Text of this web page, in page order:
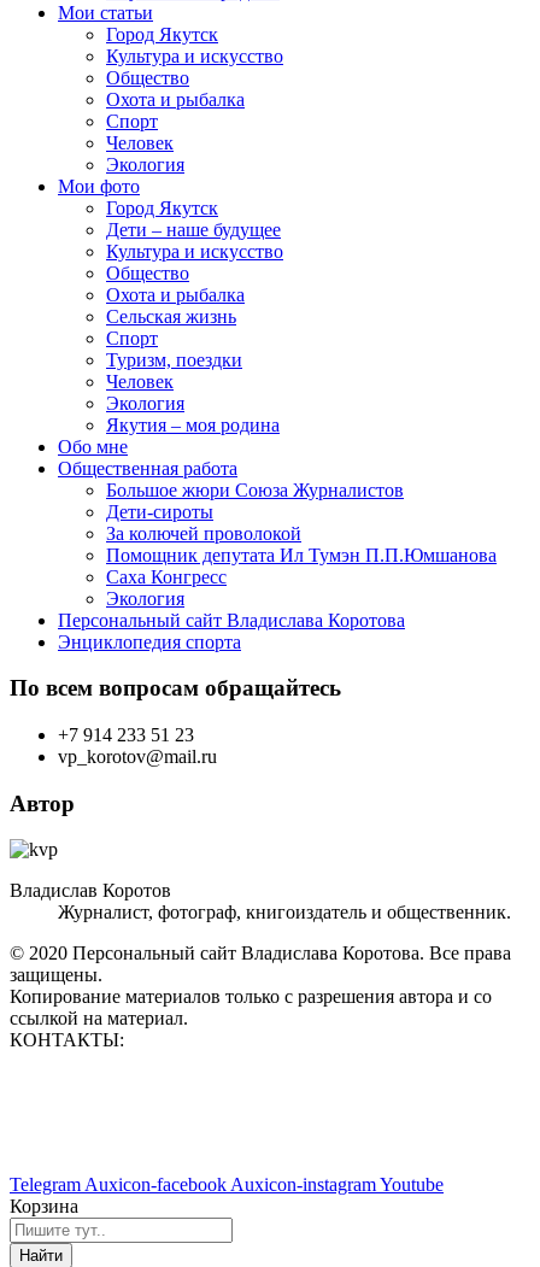
Мои статьи
Город Якутск
Культура и искусство
Общество
Охота и рыбалка
Спорт
Человек
Экология
Мои фото
Город Якутск
Дети – наше будущее
Культура и искусство
Общество
Охота и рыбалка
Сельская жизнь
Спорт
Туризм, поездки
Человек
Экология
Якутия – моя родина
Обо мне
Общественная работа
Большое жюри Союза Журналистов
Дети-сироты
За колючей проволокой
Помощник депутата Ил Тумэн П.П.Юмшанова
Саха Конгресс
Экология
Персональный сайт Владислава Коротова
Энциклопедия спорта
По всем вопросам обращайтесь
+7 914 233 51 23
vp_korotov@mail.ru
Автор
Владислав Коротов
Журналист, фотограф, книгоиздатель и общественник.
© 2020 Персональный сайт Владислава Коротова. Все права
защищены.
Копирование материалов только с разрешения автора и со
ссылкой на материал.
КОНТАКТЫ:
TelegramAuxicon-facebookAuxicon-instagramYoutube
Корзина